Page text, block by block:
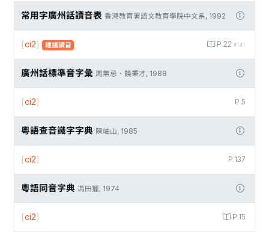
常用字廣州話讀音表 香港教育署語文教育學院中文系, 1992
P.22 #141
[ci2] 建議讀音
廣州話標準音字彙 周無忌、饒秉才, 1988
P.5
[ci2]
粵語查音識字字典 陳岫山, 1985
P.137
[ci2]
粵語同音字典 馮田獵, 1974
P.15
[ci2]